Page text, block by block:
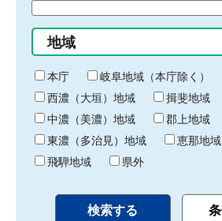
始
り
間
終
わ
り
地域
本庁
岐阜地域（本庁除く）
西濃（大垣）地域
揖斐地域
中濃（美濃）地域
郡上地域
東濃（多治見）地域
恵那地域
飛騨地域
県外